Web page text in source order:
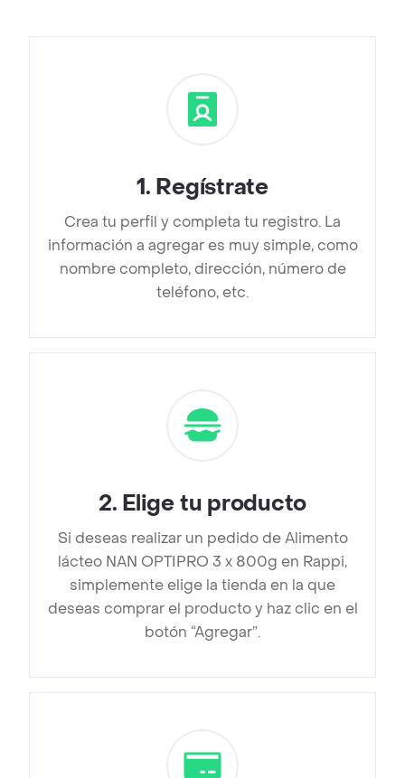
1. Regístrate
Crea tu perfil y completa tu registro. La
información a agregar es muy simple, como
nombre completo, dirección, número de
teléfono, etc.
2. Elige tu producto
Si deseas realizar un pedido de Alimento
lácteo NAN OPTIPRO 3 x 800g en Rappi,
simplemente elige la tienda en la que
deseas comprar el producto y haz clic en el
botón “Agregar”.